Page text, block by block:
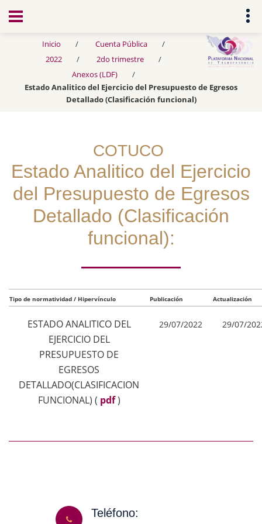
Transparencia
Inicio
Cuenta Pública
2022
2do trimestre
Anexos (LDF)
Estado Analitico del Ejercicio del Presupuesto de Egresos
Detallado (Clasificación funcional)
COTUCO
Estado Analitico del Ejercicio
del Presupuesto de Egresos
Detallado (Clasificación
funcional):
Tipo de normatividad / Hipervínculo Publicación Actualización
ESTADO ANALITICO DEL
EJERCICIO DEL
PRESUPUESTO DE
EGRESOS
DETALLADO(CLASIFICACION
FUNCIONAL) ( pdf )
29/07/2022 29/07/
Teléfono: